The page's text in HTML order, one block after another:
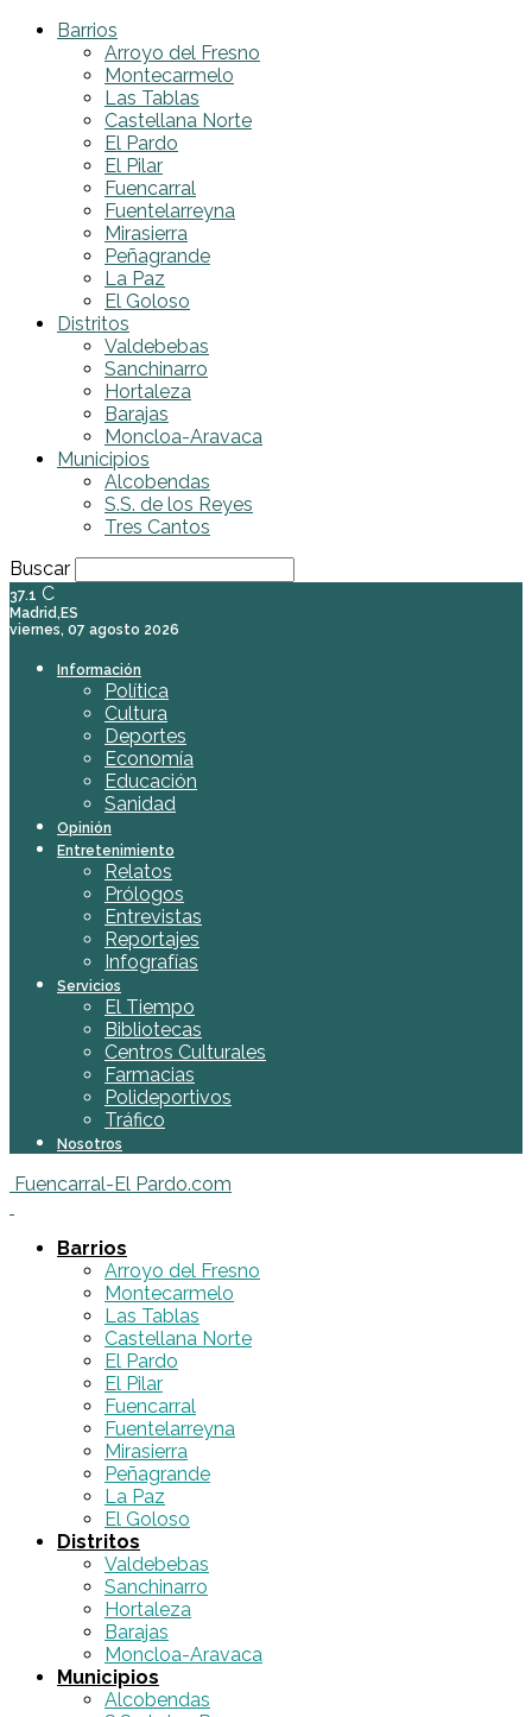
Barrios
Arroyo del Fresno
Montecarmelo
Las Tablas
Castellana Norte
El Pardo
El Pilar
Fuencarral
Fuentelarreyna
Mirasierra
Peñagrande
La Paz
El Goloso
Distritos
Valdebebas
Sanchinarro
Hortaleza
Barajas
Moncloa-Aravaca
Municipios
Alcobendas
S.S. de los Reyes
Tres Cantos
Buscar
37.1 C
Madrid,ES
viernes, 07 agosto 2026
Información
Política
Cultura
Deportes
Economía
Educación
Sanidad
Opinión
Entretenimiento
Relatos
Prólogos
Entrevistas
Reportajes
Infografías
Servicios
El Tiempo
Bibliotecas
Centros Culturales
Farmacias
Polideportivos
Tráfico
Nosotros
Fuencarral-El Pardo.com
Barrios
Arroyo del Fresno
Montecarmelo
Las Tablas
Castellana Norte
El Pardo
El Pilar
Fuencarral
Fuentelarreyna
Mirasierra
Peñagrande
La Paz
El Goloso
Distritos
Valdebebas
Sanchinarro
Hortaleza
Barajas
Moncloa-Aravaca
Municipios
Alcobendas